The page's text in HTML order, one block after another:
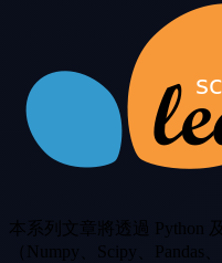
本系列文章將透過 Python
（Numpy、Scipy、Pandas